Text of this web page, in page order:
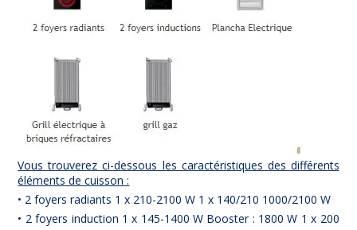
Vous trouverez ci-dessous les caractéristiques des différents
éléments de cuisson :
• 2 foyers radiants 1 x 210-2100 W 1 x 140/210 1000/2100 W
• 2 foyers induction 1 x 145-1400 W Booster : 1800 W 1 x 200